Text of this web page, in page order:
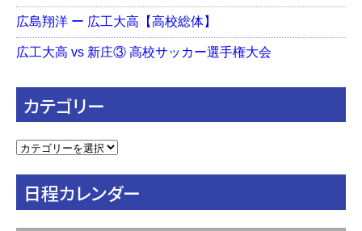
広島翔洋 ー 広工大高【高校総体】
広工大高 vs 新庄③ 高校サッカー選手権大会
カテゴリー
カ
リ
ー
日程カレンダー